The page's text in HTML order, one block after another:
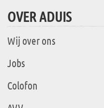
OVER ADUIS
Wij over ons
Jobs
Colofon